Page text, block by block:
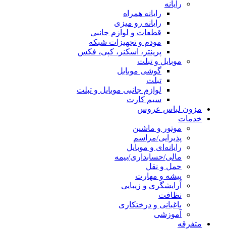
رایانه
رایانه همراه
رایانه رو میزی
قطعات و لوازم جانبی
مودم و تجهیزات شبکه
پرینتر، اسکنر، کپی، فکس
موبایل و تبلت
گوشی موبایل
تبلت
لوازم جانبی موبایل و تبلت
سیم کارت
مزون لباس عروس
خدمات
موتور و ماشین
پذیرایی/مراسم
رایانه‌ای و موبایل
مالی/حسابداری/بیمه
حمل و نقل
پیشه و مهارت
آرایشگری و زیبایی
نظافت
باغبانی و درختکاری
آموزشی
متفرقه